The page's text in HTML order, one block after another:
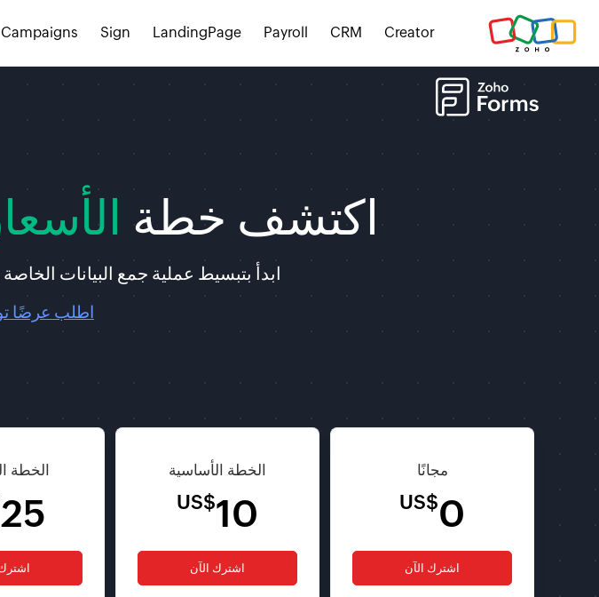
Creator
CRM
Payroll
LandingPage
Sign
Campaigns
اكتشف خطة
ابدأ بتبسيط عملية جمع البيانات
اطلب عرضًا
مجانًا
US$0
اشترك الآن
الخطة الأساسية
US$10
اشترك الآن
الخطة
25